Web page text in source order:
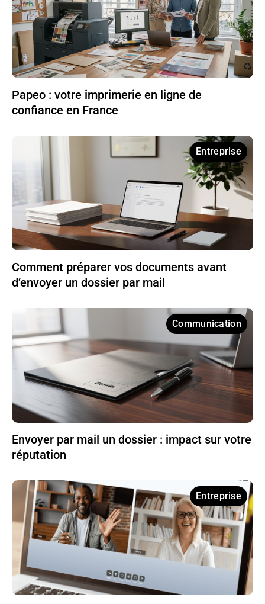
Papeo : votre imprimerie en ligne de
confiance en France
Entreprise
Comment préparer vos documents avant
d’envoyer un dossier par mail
Communication
Envoyer par mail un dossier : impact sur votre
réputation
Entreprise